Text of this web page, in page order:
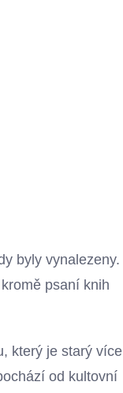
byly vynalezeny.
psaní knih
který je starý více
od kultovní